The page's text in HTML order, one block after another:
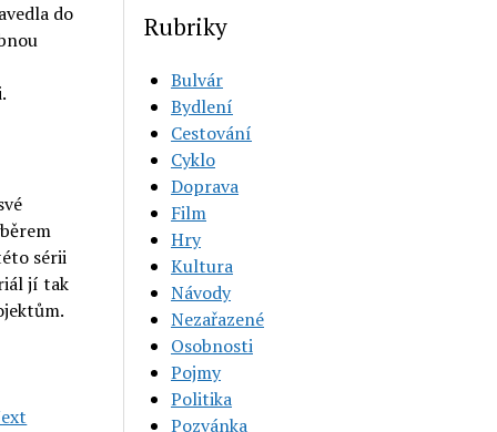
do
sérii
jí tak
Rubriky
Bulvár
Bydlení
Cestování
Cyklo
Doprava
Film
Hry
Kultura
Návody
Nezařazené
Osobnosti
Pojmy
Politika
Pozvánka